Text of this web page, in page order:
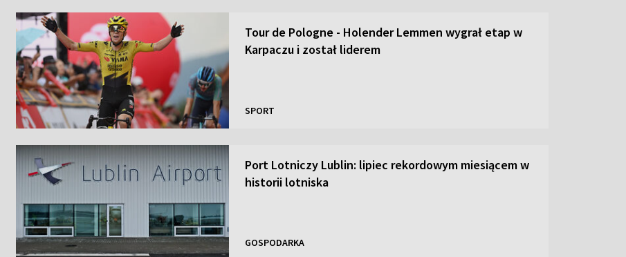
Tour de Pologne - Holender Lemmen wygrał etap w
Karpaczu i został liderem
SPORT
Port Lotniczy Lublin: lipiec rekordowym miesiącem w
historii lotniska
GOSPODARKA